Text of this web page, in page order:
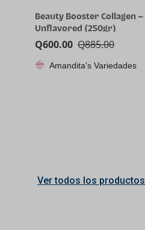
Beauty Booster Collagen –
Unflavored (250gr)
Q885.00
Q600.00
Amandita's Variedades
Ver todos los productos